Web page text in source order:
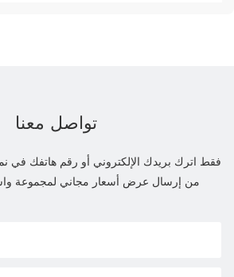
تواصل معنا
فقط اترك بريدك الإلكتروني أو رقم هاتفك في
من إرسال عرض أسعار مجاني لمجموعة